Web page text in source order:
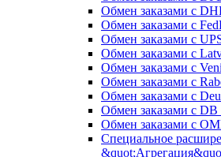
Обмен заказами с
Обмен заказами с
Обмен заказами с
Обмен заказами с
Обмен заказами с
Обмен заказами с
Обмен заказами с
Обмен заказами с DB
Обмен заказами с
Специальное